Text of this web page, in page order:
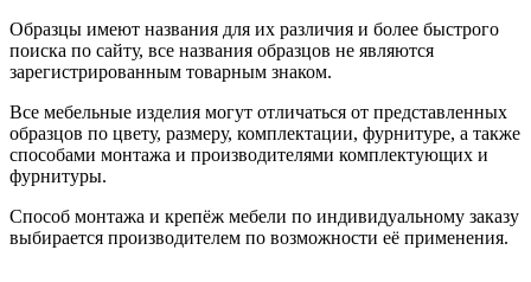
Образцы имеют названия для их различия и более быстрого
поиска по сайту, все названия образцов не являются
зарегистрированным товарным знаком.
Все мебельные изделия могут отличаться от представленных
образцов по цвету, размеру, комплектации, фурнитуре, а также
способами монтажа и производителями комплектующих и
фурнитуры.
Способ монтажа и крепёж мебели по индивидуальному заказу
выбирается производителем по возможности её применения.